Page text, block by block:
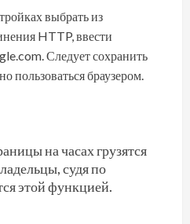
выбрать из
HTTP, ввести
Следует сохранить
пользоваться браузером.
на часах грузятся
судя по
этой функцией.